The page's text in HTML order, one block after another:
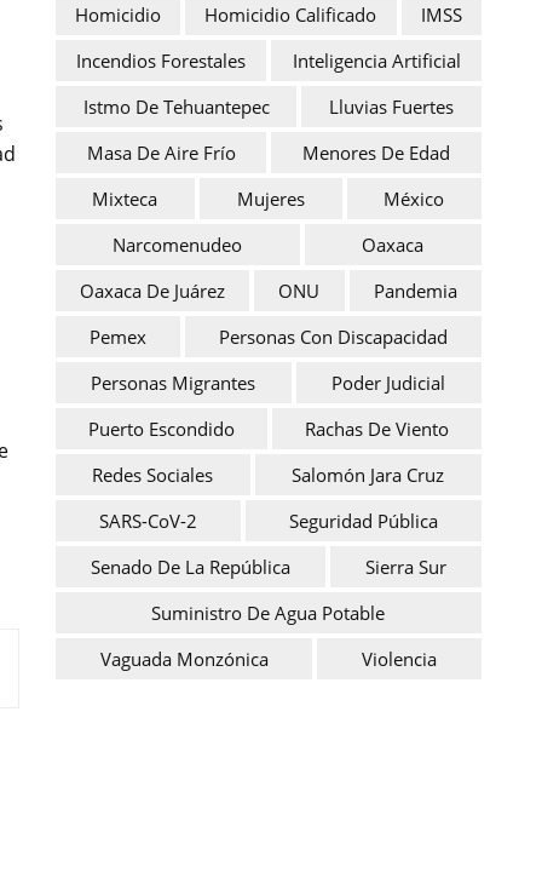
Homicidio
Homicidio Calificado
IMSS
Incendios Forestales
Inteligencia Artificial
Istmo De Tehuantepec
Lluvias Fuertes
Masa De Aire Frío
Menores De Edad
Mixteca
Mujeres
México
Narcomenudeo
Oaxaca
Oaxaca De Juárez
ONU
Pandemia
Pemex
Personas Con Discapacidad
Personas Migrantes
Poder Judicial
Puerto Escondido
Rachas De Viento
Redes Sociales
Salomón Jara Cruz
SARS-CoV-2
Seguridad Pública
Senado De La República
Sierra Sur
Suministro De Agua Potable
Vaguada Monzónica
Violencia